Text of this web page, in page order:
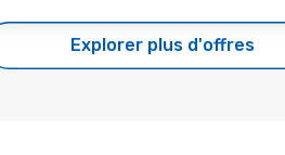
Explorer plus d'offres